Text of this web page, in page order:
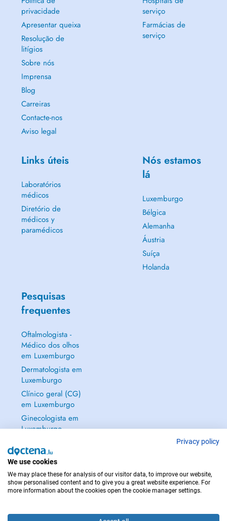
privacidade
Apresentar queixa
Resolução de
litígios
Sobre nós
Imprensa
Blog
Carreiras
Contacte-nos
Aviso legal
serviço
Farmácias de
serviço
Links úteis
Laboratórios
médicos
Diretório de
médicos y
paramédicos
Nós estamos
lá
Luxemburgo
Bélgica
Alemanha
Áustria
Suíça
Holanda
Pesquisas
frequentes
Oftalmologista -
Médico dos olhos
em Luxemburgo
Dermatologista em
Luxemburgo
Clínico geral (CG)
em Luxemburgo
Ginecologista em
Luxemburgo
EM CASO DE EMERGÊNCIA, CONTACTE : 112
Privacy policy
We use cookies
We may place these for analysis of our visitor data, to improve our website,
show personalised content and to give you a great website experience. For
more information about the cookies open the cookie manager settings.